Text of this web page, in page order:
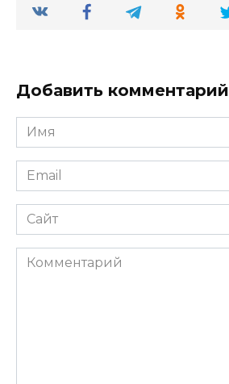
Добавить комментарий
Имя
*
Email
*
Сайт
Комментарий